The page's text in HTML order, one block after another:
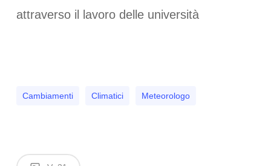
attraverso il lavoro delle università
Cambiamenti Climatici Meteorologo